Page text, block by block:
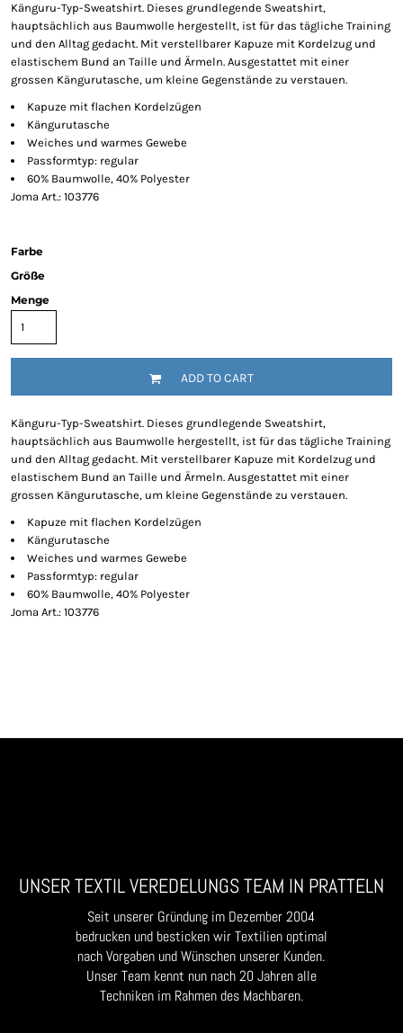
Känguru-Typ-Sweatshirt. Dieses grundlegende Sweatshirt,
hauptsächlich aus Baumwolle hergestellt, ist für das tägliche Training
und den Alltag gedacht. Mit verstellbarer Kapuze mit Kordelzug und
elastischem Bund an Taille und Ärmeln. Ausgestattet mit einer
grossen Kängurutasche, um kleine Gegenstände zu verstauen.
Kapuze mit flachen Kordelzügen
Kängurutasche
Weiches und warmes Gewebe
Passformtyp: regular
60% Baumwolle, 40% Polyester
Joma Art.: 103776
Farbe
Größe
Menge
ADD TO CART
Känguru-Typ-Sweatshirt. Dieses grundlegende Sweatshirt,
hauptsächlich aus Baumwolle hergestellt, ist für das tägliche Training
und den Alltag gedacht. Mit verstellbarer Kapuze mit Kordelzug und
elastischem Bund an Taille und Ärmeln. Ausgestattet mit einer
grossen Kängurutasche, um kleine Gegenstände zu verstauen.
Kapuze mit flachen Kordelzügen
Kängurutasche
Weiches und warmes Gewebe
Passformtyp: regular
60% Baumwolle, 40% Polyester
Joma Art.: 103776
UNSER TEXTIL VEREDELUNGS TEAM IN PRATTELN
Seit unserer Gründung im Dezember 2004
bedrucken und besticken wir Textilien optimal
nach Vorgaben und Wünschen unserer Kunden.
Unser Team kennt nun nach 20 Jahren alle
Techniken im Rahmen des Machbaren.